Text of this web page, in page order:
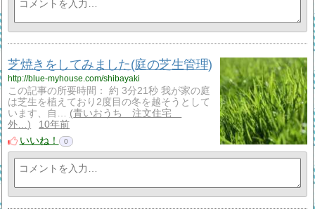
芝焼きをしてみました(庭の芝生管理)
http://blue-myhouse.com/shibayaki
この記事の所要時間： 約 3分21秒 我が家の庭
は芝生を植えており2度目の冬を越そうとして
います、自…
青いおうち 注文住宅
外…
10年前
いいね！
0